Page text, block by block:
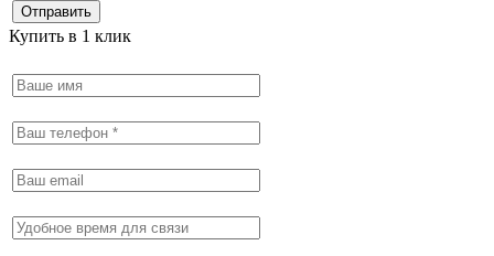
Купить в 1 клик